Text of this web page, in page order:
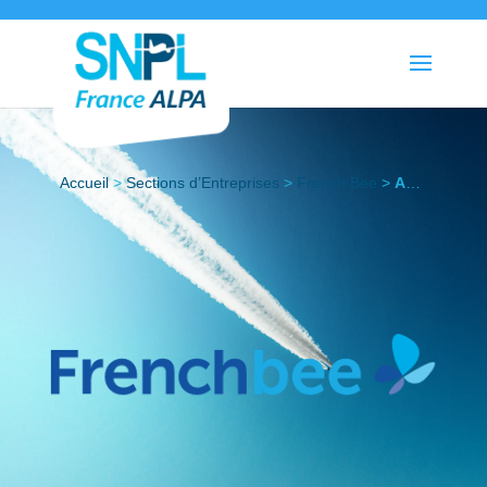
Accueil>Sections d’Entreprises > French Bee > Actualités